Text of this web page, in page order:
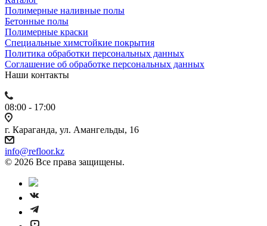
Полимерные наливные полы
Бетонные полы
Полимерные краски
Специальные химстойкие покрытия
Политика обработки персональных данных
Cоглашение об обработке персональных данных
Наши контакты
08:00 - 17:00
г. Караганда, ул. Амангельды, 16
info@refloor.kz
© 2026 Все права защищены.